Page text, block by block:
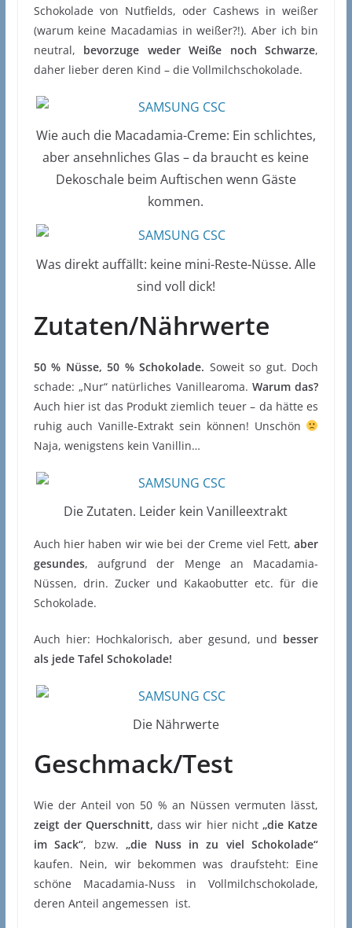
Schokolade von Nutfields, oder Cashews in weißer
(warum keine Macadamias in weißer?!). Aber ich bin
neutral, bevorzuge weder Weiße noch Schwarze,
daher lieber deren Kind – die Vollmilchschokolade.
Wie auch die Macadamia-Creme: Ein schlichtes,
aber ansehnliches Glas – da braucht es keine
Dekoschale beim Auftischen wenn Gäste
kommen.
Was direkt auffällt: keine mini-Reste-Nüsse. Alle
sind voll dick!
Zutaten/Nährwerte
50 % Nüsse, 50 % Schokolade. Soweit so gut. Doch
schade: „Nur“ natürliches Vanillearoma. Warum das?
Auch hier ist das Produkt ziemlich teuer – da hätte es
ruhig auch Vanille-Extrakt sein können! Unschön
Naja, wenigstens kein Vanillin…
Die Zutaten. Leider kein Vanilleextrakt
Auch hier haben wir wie bei der Creme viel Fett,aber
gesundes, aufgrund der Menge an Macadamia-
Nüssen, drin. Zucker und Kakaobutter etc. für die
Schokolade.
Auch hier: Hochkalorisch, aber gesund, und besser
als jede Tafel Schokolade!
Die Nährwerte
Geschmack/Test
Wie der Anteil von 50 % an Nüssen vermuten lässt,
zeigt der Querschnitt, dass wir hier nicht „die Katze
im Sack“, bzw. „die Nuss in zu viel Schokolade“
kaufen. Nein, wir bekommen was draufsteht: Eine
schöne Macadamia-Nuss in Vollmilchschokolade,
deren Anteil angemessen ist.